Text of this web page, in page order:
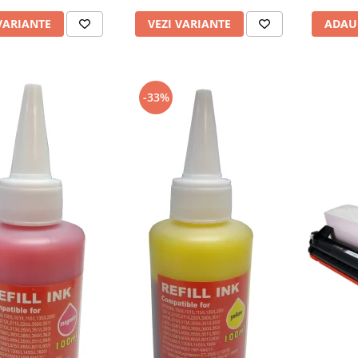
VEZI VARIANTE
-33%